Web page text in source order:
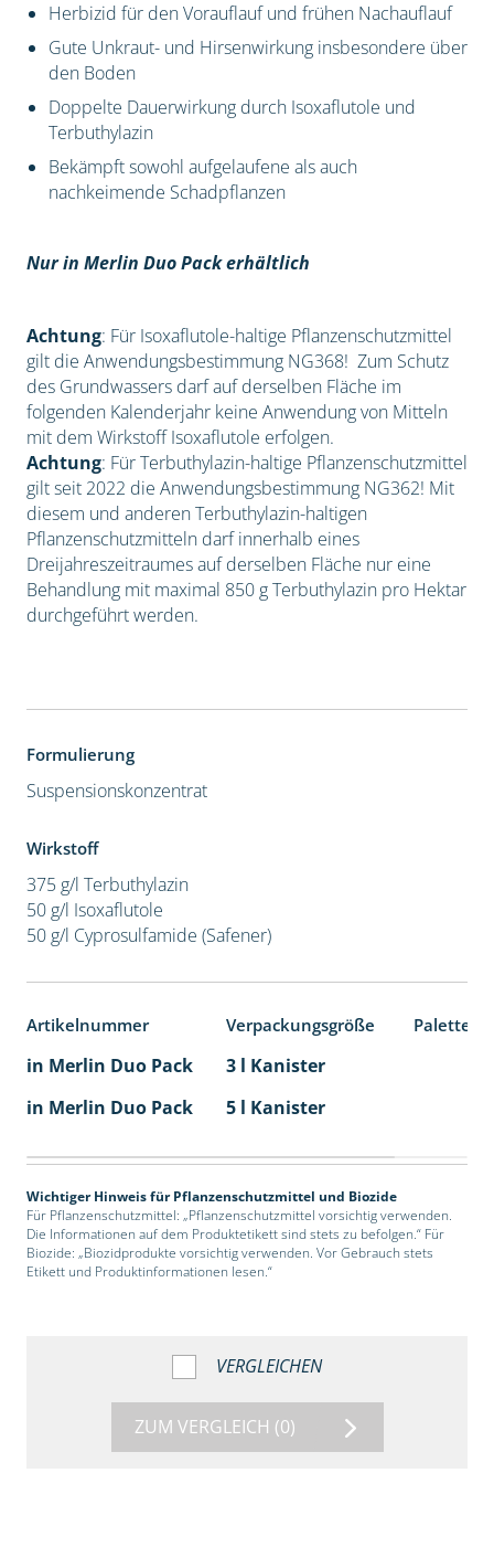
Herbizid für den Vorauflauf und frühen Nachauflauf
Gute Unkraut- und Hirsenwirkung insbesondere über
den Boden
Doppelte Dauerwirkung durch Isoxaflutole und
Terbuthylazin
Bekämpft sowohl aufgelaufene als auch
nachkeimende Schadpflanzen
Nur in Merlin Duo Pack erhältlich
Achtung: Für Isoxaflutole-haltige Pflanzenschutzmittel
gilt die Anwendungsbestimmung NG368! Zum Schutz
des Grundwassers darf auf derselben Fläche im
folgenden Kalenderjahr keine Anwendung von Mitteln
mit dem Wirkstoff Isoxaflutole erfolgen.
Achtung: Für Terbuthylazin-haltige Pflanzenschutzmittel
gilt seit 2022 die Anwendungsbestimmung NG362! Mit
diesem und anderen Terbuthylazin-haltigen
Pflanzenschutzmitteln darf innerhalb eines
Dreijahreszeitraumes auf derselben Fläche nur eine
Behandlung mit maximal 850 g Terbuthylazin pro Hektar
durchgeführt werden.
Formulierung
Suspensionskonzentrat
Wirkstoff
375 g/l Terbuthylazin
50 g/l Isoxaflutole
50 g/l Cyprosulfamide (Safener)
Artikelnummer Verpackungsgröße
in Merlin Duo Pack
3 l Kanister
in Merlin Duo Pack
5 l Kanister
Wichtiger Hinweis für Pflanzenschutzmittel und Biozide
Für Pflanzenschutzmittel: „Pflanzenschutzmittel vorsichtig verwenden.
Die Informationen auf dem Produktetikett sind stets zu befolgen.“ Für
Biozide: „Biozidprodukte vorsichtig verwenden. Vor Gebrauch stets
Etikett und Produktinformationen lesen.“
VERGLEICHEN
ZUM VERGLEICH (0)